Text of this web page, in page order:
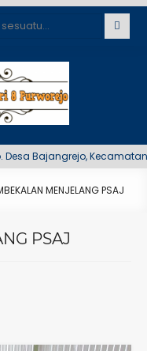
Desa Bajangrejo,
MENJELANG PSAJ
PSAJ